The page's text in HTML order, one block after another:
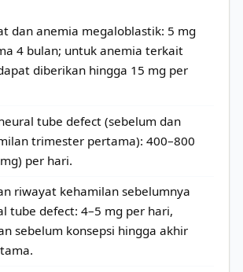
dan anemia megaloblastik: 5 mg
4 bulan; untuk anemia terkait
diberikan hingga 15 mg per
tube defect (sebelum dan
trimester pertama): 400–800
per hari.
riwayat kehamilan sebelumnya
tube defect: 4–5 mg per hari,
sebelum konsepsi hingga akhir